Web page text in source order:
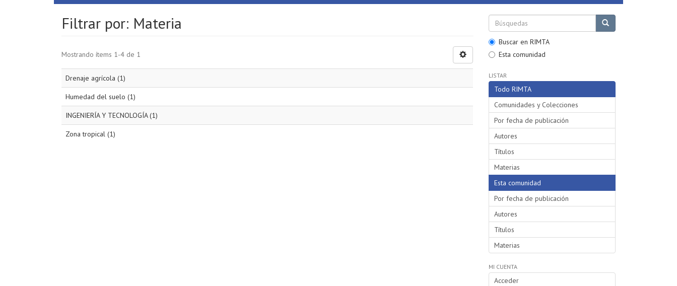
Filtrar por: Materia
Mostrando ítems 1-4 de 1
Drenaje agrícola (1)
Humedad del suelo (1)
INGENIERÍA Y TECNOLOGÍA (1)
Zona tropical (1)
Buscar en RIMTA
Esta comunidad
LISTAR
Todo RIMTA
Comunidades y Colecciones
Por fecha de publicación
Autores
Títulos
Materias
Esta comunidad
Por fecha de publicación
Autores
Títulos
Materias
MI CUENTA
Acceder